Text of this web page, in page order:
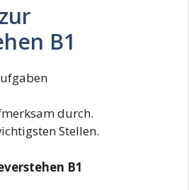
B1
durch.
Stellen.
B1